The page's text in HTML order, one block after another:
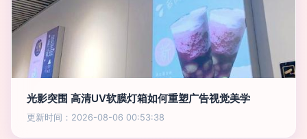
光影突围 高清UV软膜灯箱如何重塑广告视觉美学
更新时间：2026-08-06 00:53:38